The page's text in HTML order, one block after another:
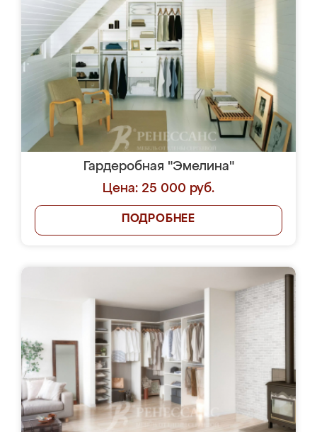
Гардеробная "Эмелина"
Цена: 25 000 руб.
ПОДРОБНЕЕ